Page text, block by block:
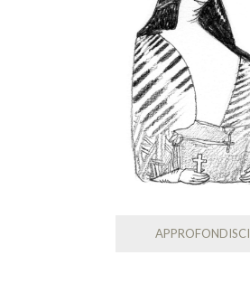
APPROFONDISCI